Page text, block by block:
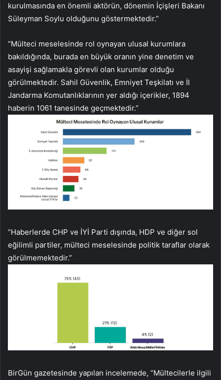
kurulmasında en önemli aktörün, dönemin İçişleri Bakanı
Süleyman Soylu olduğunu göstermektedir.”
“Mülteci meselesinde rol oynayan ulusal kurumlara
bakıldığında, burada en büyük oranın yine denetim ve
asayişi sağlamakla görevli olan kurumlar olduğu
görülmektedir. Sahil Güvenlik, Emniyet Teşkilatı ve İl
Jandarma Komutanlıklarının yer aldığı içerikler, 1894
haberin 1061 tanesinde geçmektedir.”
“Haberlerde CHP ve İYİ Parti dışında, HDP ve diğer sol
eğilimli partiler, mülteci meselesinde politik taraflar olarak
görülmemektedir.”
BirGün gazetesinde yapılan incelemede, “Mültecilerle ilgili